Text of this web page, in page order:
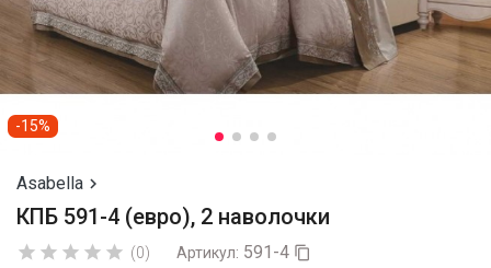
-15%
Asabella 
КПБ 591-4 (евро), 2 наволочки
     (0) Артикул: 591-4 